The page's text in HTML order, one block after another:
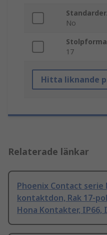
No
17
Hitta liknande
Relaterade länkar
Phoenix Contact serie
kontaktdon, Rak 17-
Hona Kontakter, IP66,